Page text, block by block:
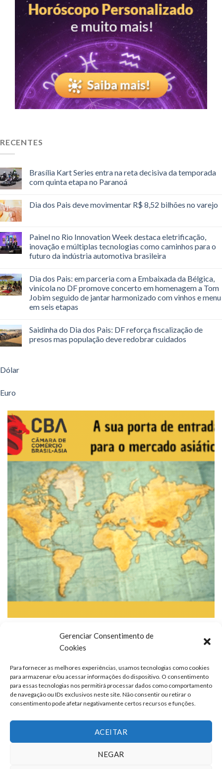
Gerenciar Consentimento de
Cookies
Para fornecer as melhores experiências, usamos tecnologias como cookies
para armazenar e/ou acessar informações do dispositivo. O consentimento
para essas tecnologias nos permitirá processar dados como comportamento
de navegação ou IDs exclusivos neste site. Não consentir ou retirar o
consentimento pode afetar negativamente certos recursos e funções.
ACEITAR
NEGAR
RECENTES
Brasília Kart Series entra na reta decisiva da temporada
com quinta etapa no Paranoá
Dia dos Pais deve movimentar R$ 8,52 bilhões no varejo
Painel no Rio Innovation Week destaca eletrificação,
inovação e múltiplas tecnologias como caminhos para o
futuro da indústria automotiva brasileira
Dia dos Pais: em parceria com a Embaixada da Bélgica,
vinícola no DF promove concerto em homenagem a Tom
Jobim seguido de jantar harmonizado com vinhos e menu
em seis etapas
Saidinha do Dia dos Pais: DF reforça fiscalização de
presos mas população deve redobrar cuidados
Dólar
Euro
QUEM SOMOS FALE CONOSCO